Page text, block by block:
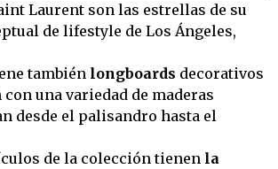
Laurent son las estrellas de su
de lifestyle de Los Ángeles,
también longboards decorativos
con una variedad de maderas
desde el palisandro hasta el
de la colección tienen la